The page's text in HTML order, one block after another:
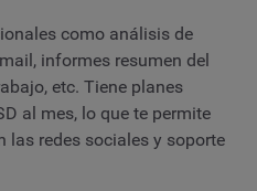
como análisis de
informes resumen del
etc. Tiene planes
al mes, lo que te permite
las redes sociales y soporte